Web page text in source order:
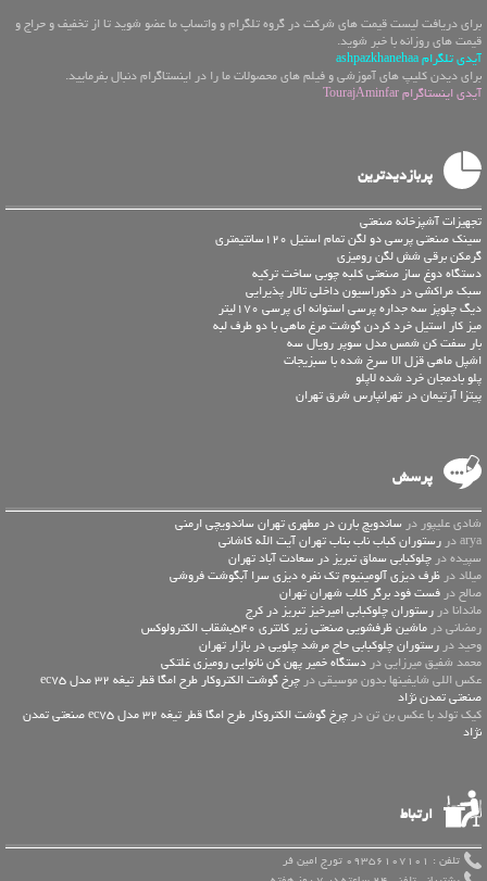
برای دریافت لیست قیمت های شرکت در گروه تلگرام و واتساپ ما عضو شوید تا از تخفیف و حراج و
قیمت های روزانه با خبر شوید.
آیدی تلگرام ashpazkhanehaa
برای دیدن کلیپ های آموزشی و فیلم های محصولات ما را در اینستاگرام دنبال بفرمایید.
آیدی اینستاگرام TourajAminfar
پربازدیدترین
تجهیزات آشپزخانه صنعتی
سینک صنعتی پرسی دو لگن تمام استیل 120سانتیمتری
گرمکن برقی شش لگن رومیزی
دستگاه دوغ ساز صنعتی کلبه چوبی ساخت ترکیه
سبک مراکشی در دکوراسیون داخلی تالار پذیرایی
دیگ چلوپز سه جداره پرسی استوانه ای پرسی 170لیتر
میز کار استیل خرد کردن گوشت مرغ ماهی با دو طرف لبه
بار سفت کن شمس مدل سوپر رویال سه
اشپل ماهی قزل الا سرخ شده با سبزیجات
پلو بادمجان خرد شده لاپلو
پیتزا آرتیمان در تهرانپارس شرق تهران
پرسش
شادی علیپور در ساندویچ بارن در مطهری تهران ساندویچی ارمنی
arya در
رستوران کباب ناب بناب تهران آیت الله کاشانی
سپیده در چلوکبابی سماق تبریز در سعادت آباد تهران
میلاد در ظرف دیزی آلومینیوم تک نفره دیزی سرا آبگوشت فروشی
صالح در فست فود برگر کلاب شهران تهران
ماندانا در رستوران چلوکبابی امیرخیز تبریز در کرج
رمضانی در ماشین ظرفشویی صنعتی زیر کانتری 540بشقاب الکترولوکس
وحید در رستوران چلوکبابی حاج مرشد چلویی در بازار تهران
محمد شفیق میرزایی در دستگاه خمیر پهن کن نانوایی رومیزی غلتکی
عكس اللي شايفينها بدون موسيقى در
چرخ گوشت الکتروکار طرح امگا قطر تیغه 32 مدل ec75
صنعتی تمدن نژاد
کیک تولد با عکس بن تن در
چرخ گوشت الکتروکار طرح امگا قطر تیغه 32 مدل ec75 صنعتی تمدن
نژاد
ارتباط
تلفن : 09356107101 تورج امین فر